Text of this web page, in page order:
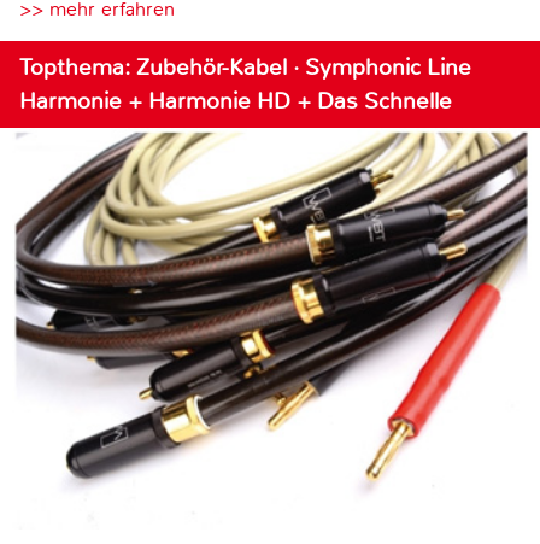
>> mehr erfahren
Topthema: Zubehör-Kabel · Symphonic Line
Harmonie + Harmonie HD + Das Schnelle